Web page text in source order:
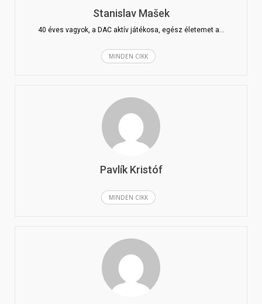
Stanislav Mašek
40 éves vagyok, a DAC aktív játékosa, egész életemet a…
MINDEN CIKK
Pavlík Kristóf
MINDEN CIKK